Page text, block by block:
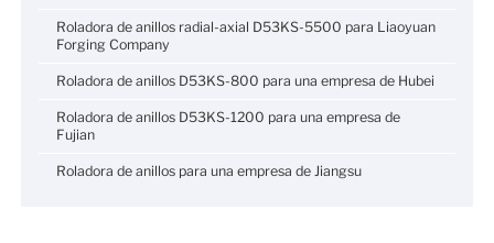
Roladora de anillos radial-axial D53KS-5500 para Liaoyuan
Forging Company
Roladora de anillos D53KS-800 para una empresa de Hubei
Roladora de anillos D53KS-1200 para una empresa de
Fujian
Roladora de anillos para una empresa de Jiangsu